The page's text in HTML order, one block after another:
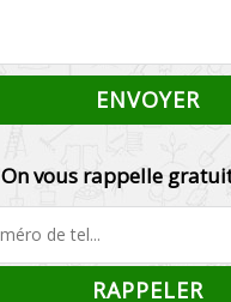
On vous rappelle